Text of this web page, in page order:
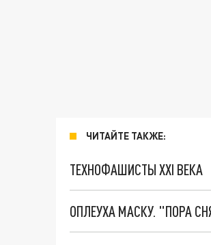
ЧИТАЙТЕ ТАКЖЕ:
ТЕХНОФАШИСТЫ XXI ВЕКА
ОПЛЕУХА МАСКУ. "ПОРА